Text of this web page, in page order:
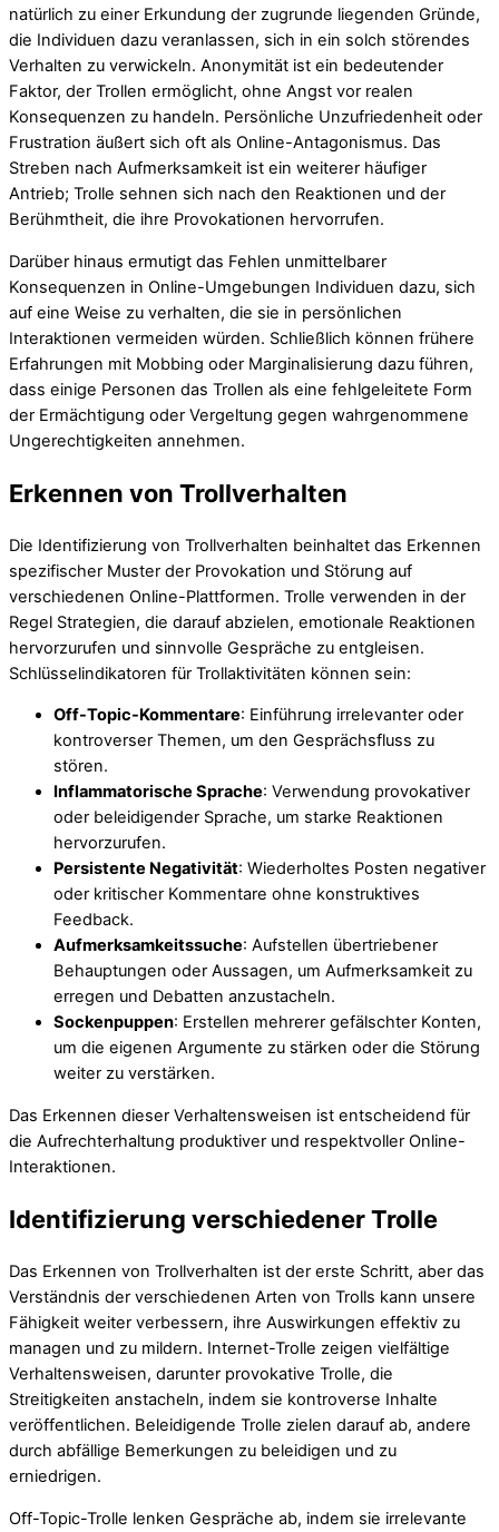
natürlich zu einer Erkundung der zugrunde liegenden Gründe,
die Individuen dazu veranlassen, sich in ein solch störendes
Verhalten zu verwickeln. Anonymität ist ein bedeutender
Faktor, der Trollen ermöglicht, ohne Angst vor realen
Konsequenzen zu handeln. Persönliche Unzufriedenheit oder
Frustration äußert sich oft als Online-Antagonismus. Das
Streben nach Aufmerksamkeit ist ein weiterer häufiger
Antrieb; Trolle sehnen sich nach den Reaktionen und der
Berühmtheit, die ihre Provokationen hervorrufen.
Darüber hinaus ermutigt das Fehlen unmittelbarer
Konsequenzen in Online-Umgebungen Individuen dazu, sich
auf eine Weise zu verhalten, die sie in persönlichen
Interaktionen vermeiden würden. Schließlich können frühere
Erfahrungen mit Mobbing oder Marginalisierung dazu führen,
dass einige Personen das Trollen als eine fehlgeleitete Form
der Ermächtigung oder Vergeltung gegen wahrgenommene
Ungerechtigkeiten annehmen.
Erkennen von Trollverhalten
Die Identifizierung von Trollverhalten beinhaltet das Erkennen
spezifischer Muster der Provokation und Störung auf
verschiedenen Online-Plattformen. Trolle verwenden in der
Regel Strategien, die darauf abzielen, emotionale Reaktionen
hervorzurufen und sinnvolle Gespräche zu entgleisen.
Schlüsselindikatoren für Trollaktivitäten können sein:
Off-Topic-Kommentare: Einführung irrelevanter oder
kontroverser Themen, um den Gesprächsfluss zu
stören.
Inflammatorische Sprache: Verwendung provokativer
oder beleidigender Sprache, um starke Reaktionen
hervorzurufen.
Persistente Negativität: Wiederholtes Posten negativer
oder kritischer Kommentare ohne konstruktives
Feedback.
Aufmerksamkeitssuche: Aufstellen übertriebener
Behauptungen oder Aussagen, um Aufmerksamkeit zu
erregen und Debatten anzustacheln.
Sockenpuppen: Erstellen mehrerer gefälschter Konten,
um die eigenen Argumente zu stärken oder die Störung
weiter zu verstärken.
Das Erkennen dieser Verhaltensweisen ist entscheidend für
die Aufrechterhaltung produktiver und respektvoller Online-
Interaktionen.
Identifizierung verschiedener Trolle
Das Erkennen von Trollverhalten ist der erste Schritt, aber das
Verständnis der verschiedenen Arten von Trolls kann unsere
Fähigkeit weiter verbessern, ihre Auswirkungen effektiv zu
managen und zu mildern. Internet-Trolle zeigen vielfältige
Verhaltensweisen, darunter provokative Trolle, die
Streitigkeiten anstacheln, indem sie kontroverse Inhalte
veröffentlichen. Beleidigende Trolle zielen darauf ab, andere
durch abfällige Bemerkungen zu beleidigen und zu
erniedrigen.
Off-Topic-Trolle lenken Gespräche ab, indem sie irrelevante